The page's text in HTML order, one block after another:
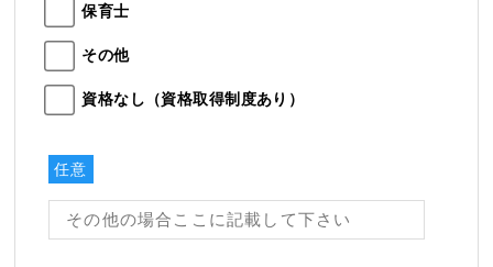
保育士
その他
資格なし（資格取得制度あり）
任意